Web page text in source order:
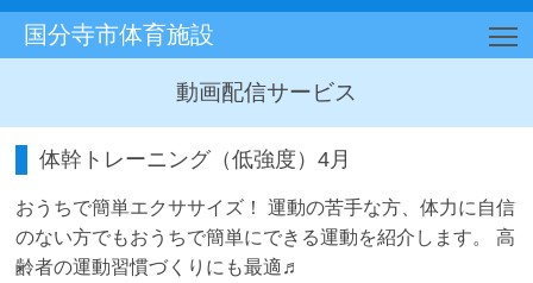
国分寺市体育施設
動画配信サービス
体幹トレーニング（低強度）4月
おうちで簡単エクササイズ！ 運動の苦手な方、体力に自信
のない方でもおうちで簡単にできる運動を紹介します。 高
齢者の運動習慣づくりにも最適♬